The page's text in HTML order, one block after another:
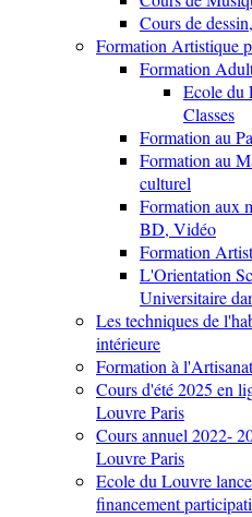
Cours de
Formation Artistique
Formation
Ecole du
Classes
Formation au
Formation au
culturel
Formation aux
BD, Vidéo
Formation
L'Orientation
Universitaire
Les techniques de
intérieure
Formation à
Cours d'été 2025 en
Louvre Paris
Cours annuel 2022-
Louvre Paris
Ecole du Louvre
financement